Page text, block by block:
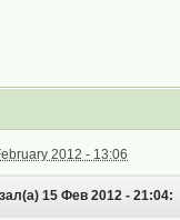
2012 - 13:06
15 Фев 2012 - 21:04: